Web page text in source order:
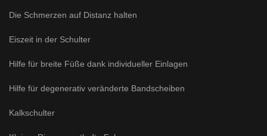
Die Schmerzen auf Distanz halten
Eiszeit in der Schulter
Hilfe für breite Füße dank individueller Einlagen
Hilfe für degenerativ veränderte Bandscheiben
Kalkschulter